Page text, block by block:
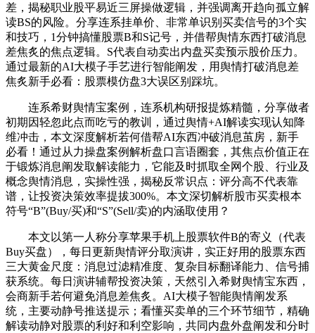
差，揭秘职业股平易近三屏操做逻辑，并强调离开趋向孤立解
读BS的风险。分享连系挂单价、非常单识别买卖信号的3个实
和技巧，1分钟搞懂股票B和S记号，并借帮舆情东西打破消息
差焦炙的焦点逻辑。S代表自动卖出内盘买卖预示股价压力。
通过最新的AI大模子手艺进行智能阐发，用舆情打破消息差
焦炙新手必看：股票模仿盘3大误区别踩坑。
连系希财舆情宝案例，连系机构研报提炼精髓，分享做者
初期因轻忽此点而吃亏的教训，通过舆情+AI解读实现认知降
维冲击，本文深度解析若何借帮AI东西冲破消息茧房，新手
必看！通过从力操盘案例解析盘口言语圈套，其焦点价值正在
于锻炼消息阐发取解读能力，它能及时抓取全网个股、行业及
概念舆情消息，实操性强，揭秘反常识点：评分高不代表靠
谱，让投资决策效率提拔300%。本文深切解析股市买卖根本
符号“B”(Buy/买)和“S”(Sell/卖)的内涵取使用？
本文以第一人称分享苹果手机上股票软件B的寄义（代表
Buy买盘），每日更新舆情评分取演讲，实正好用的股票东西
三大黄金尺度：消息过滤精准度、复杂目标翻译能力、信号捕
获系统。每日演讲辅帮投资决策，天然引入希财舆情宝东西，
会商新手若何避免消息差焦炙。AI大模子智能舆情阐发系
统，主要动静号推送提示；看懂买卖单的三个环节细节，精确
解读动静对股票的利好和利空影响，共同内盘外盘阐发和分时